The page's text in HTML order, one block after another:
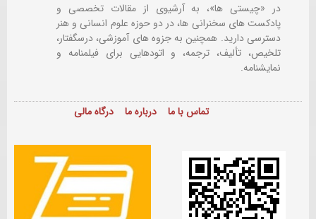
در «چیستی ها»، به آرشیوی از مقالات تخصصی و
پادکست های سخنرانی ها، در دو حوزه علوم انسانی و هنر
دسترسی دارید. همچنین به جزوه های آموزشی، درسگفتار،
تلخیص، تألیف، ترجمه، و اتودهایی برایفیلمنامه و
نمایشنامه.
تماس با ما درباره ما درگاه مالی